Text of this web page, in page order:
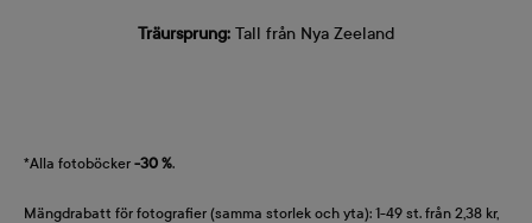
Träursprung: Tall från Nya Zeeland
*Alla fotoböcker -30 %.
Mängdrabatt för fotografier (samma storlek och yta): 1-49 st. från 2,38 kr,